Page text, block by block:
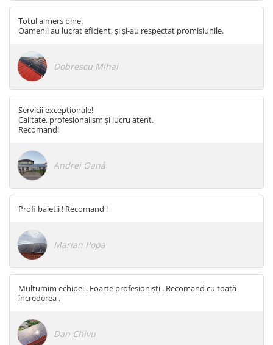
HVS
Deye
Enphase
FelicitySolar
Fronius Reserva
Fronius Reserva Pro
Huawei
Pylontech
H1
H2
US
SMA
Sungrow
SBH
SBS
Accesorii stocare
Totul a mers bine.
Oamenii au lucrat eficient, și și-au respectat promisiunile.
Dobrescu Mihai
Servicii excepționale!
Calitate, profesionalism și lucru atent.
Recomand!
Andrei Oanå
Profi baietii ! Recomand !
Marian Popa
Mulțumim echipei . Foarte profesioniști . Recomand cu toată
încrederea .
Dan Chivu